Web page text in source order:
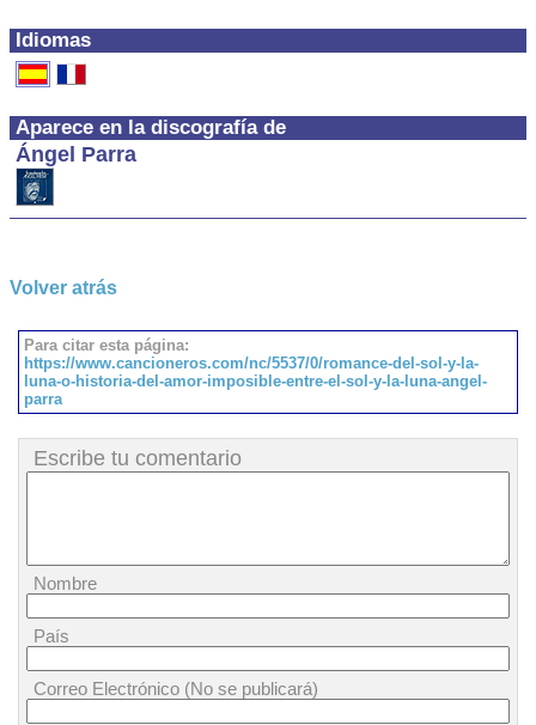
Idiomas
Aparece en la discografía de
Ángel Parra
Volver atrás
Para citar esta página:
https://www.cancioneros.com/nc/5537/0/romance-del-sol-y-la-
luna-o-historia-del-amor-imposible-entre-el-sol-y-la-luna-angel-
parra
Escribe tu comentario
Nombre
País
Correo Electrónico (No se publicará)